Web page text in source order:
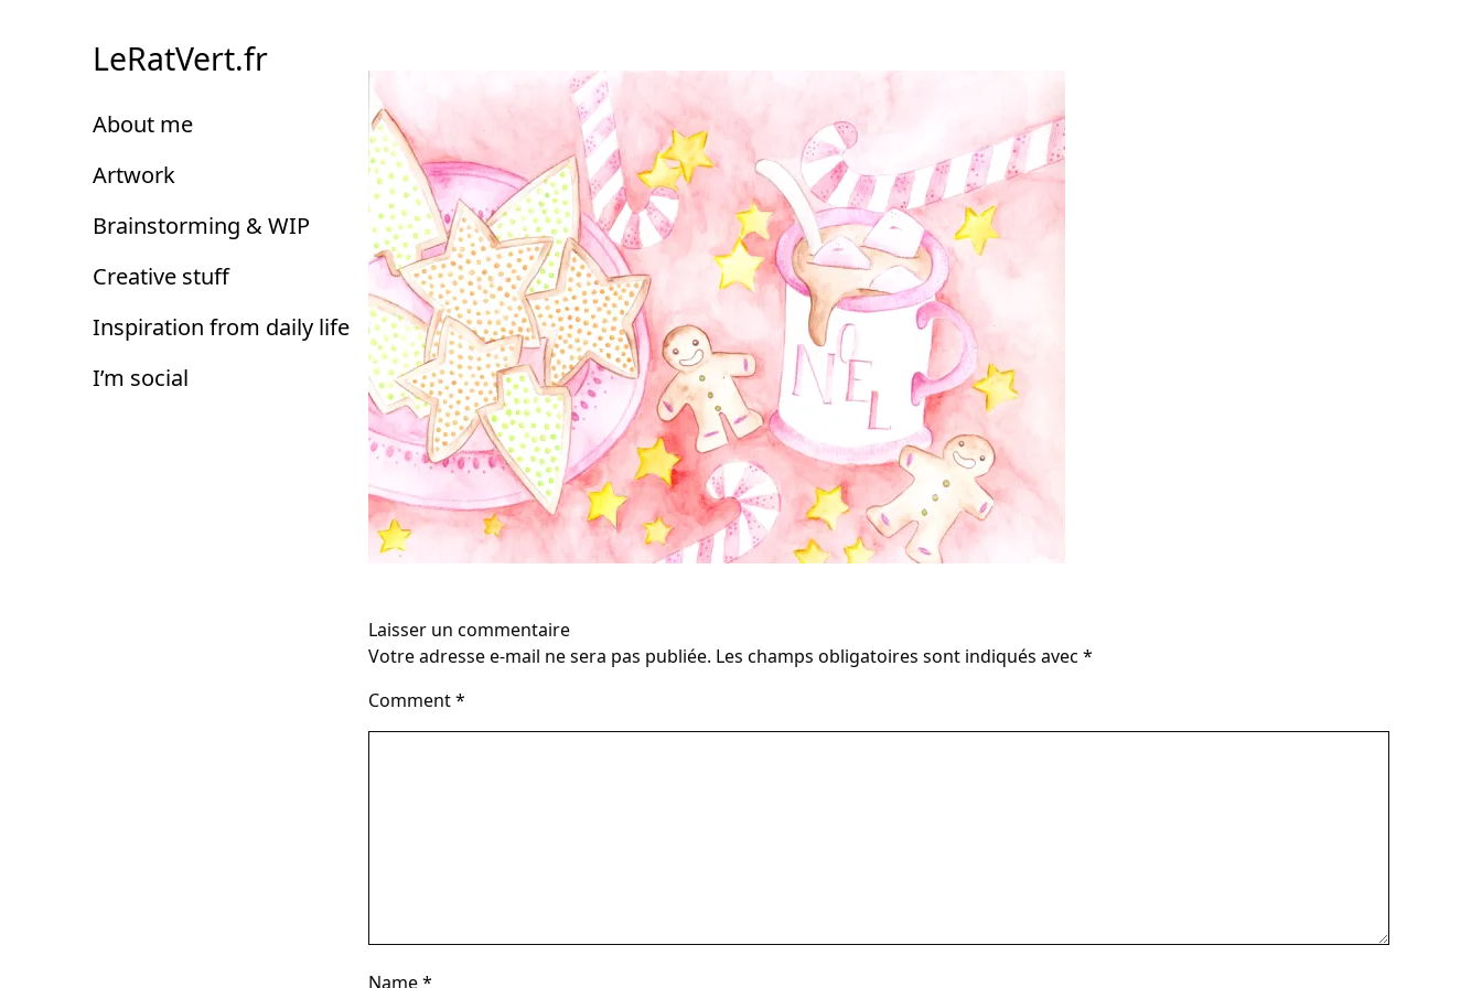
ContentLeRatVert.fr
About me
Artwork
Brainstorming & WIP
Creative stuff
Inspiration from daily life
I’m social
Laisser un commentaire
Votre adresse e-mail ne sera pas publiée. Les champs obligatoires sont indiqués avec *
Comment*
Name*